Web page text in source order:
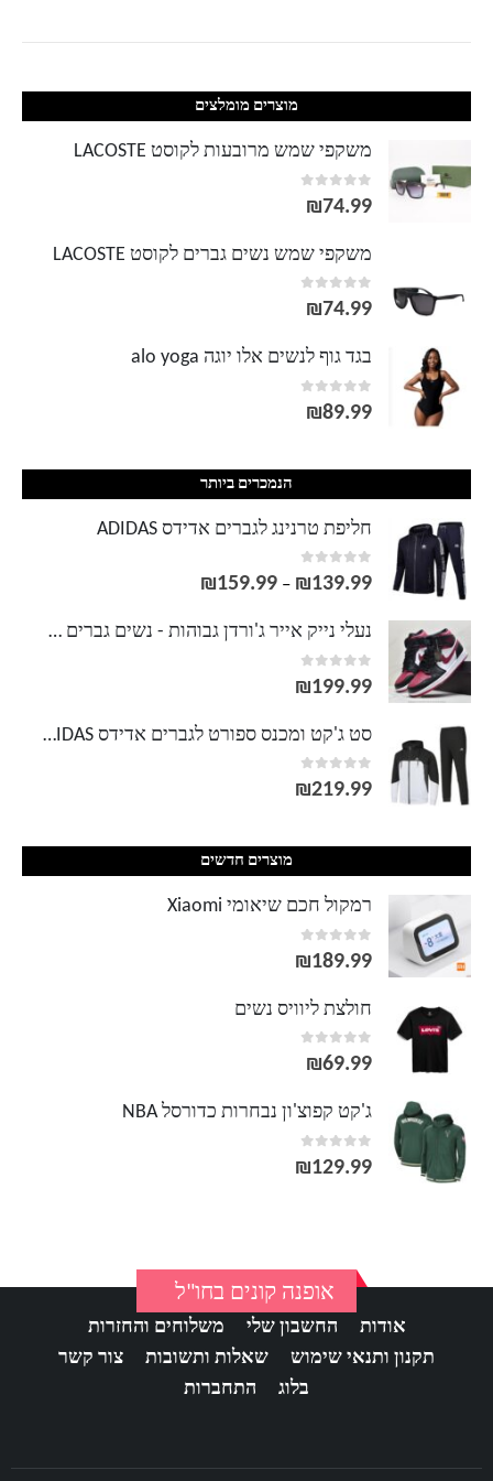
מוצרים מומלצים
משקפי שמש מרובעות לקוסט LACOSTE
0
out of 5
₪74.99
משקפי שמש נשים גברים לקוסט LACOSTE
0
out of 5
₪74.99
בגד גוף לנשים אלו יוגה alo yoga
0
out of 5
₪89.99
הנמכרים ביותר
חליפת טרנינג לגברים אדידס ADIDAS
0
out of 5
₪139.99
–
₪159.99
נעלי נייק אייר ג'ורדן גבוהות - נשים גברים NIKE AIR JORDAN
0
out of 5
₪199.99
סט ג'קט ומכנס ספורט לגברים אדידס ADIDAS
0
out of 5
₪219.99
מוצרים חדשים
רמקול חכם שיאומי Xiaomi
0
out of 5
₪189.99
חולצת ליוויס נשים
0
out of 5
₪69.99
ג'קט קפוצ'ון נבחרות כדורסל NBA
0
out of 5
₪129.99
אופנה קונים בחו"ל
אודות החשבון שלי
משלוחים והחזרות
תקנון ותנאי שימוש
שאלות ותשובות
צור קשר
בלוג
התחברות